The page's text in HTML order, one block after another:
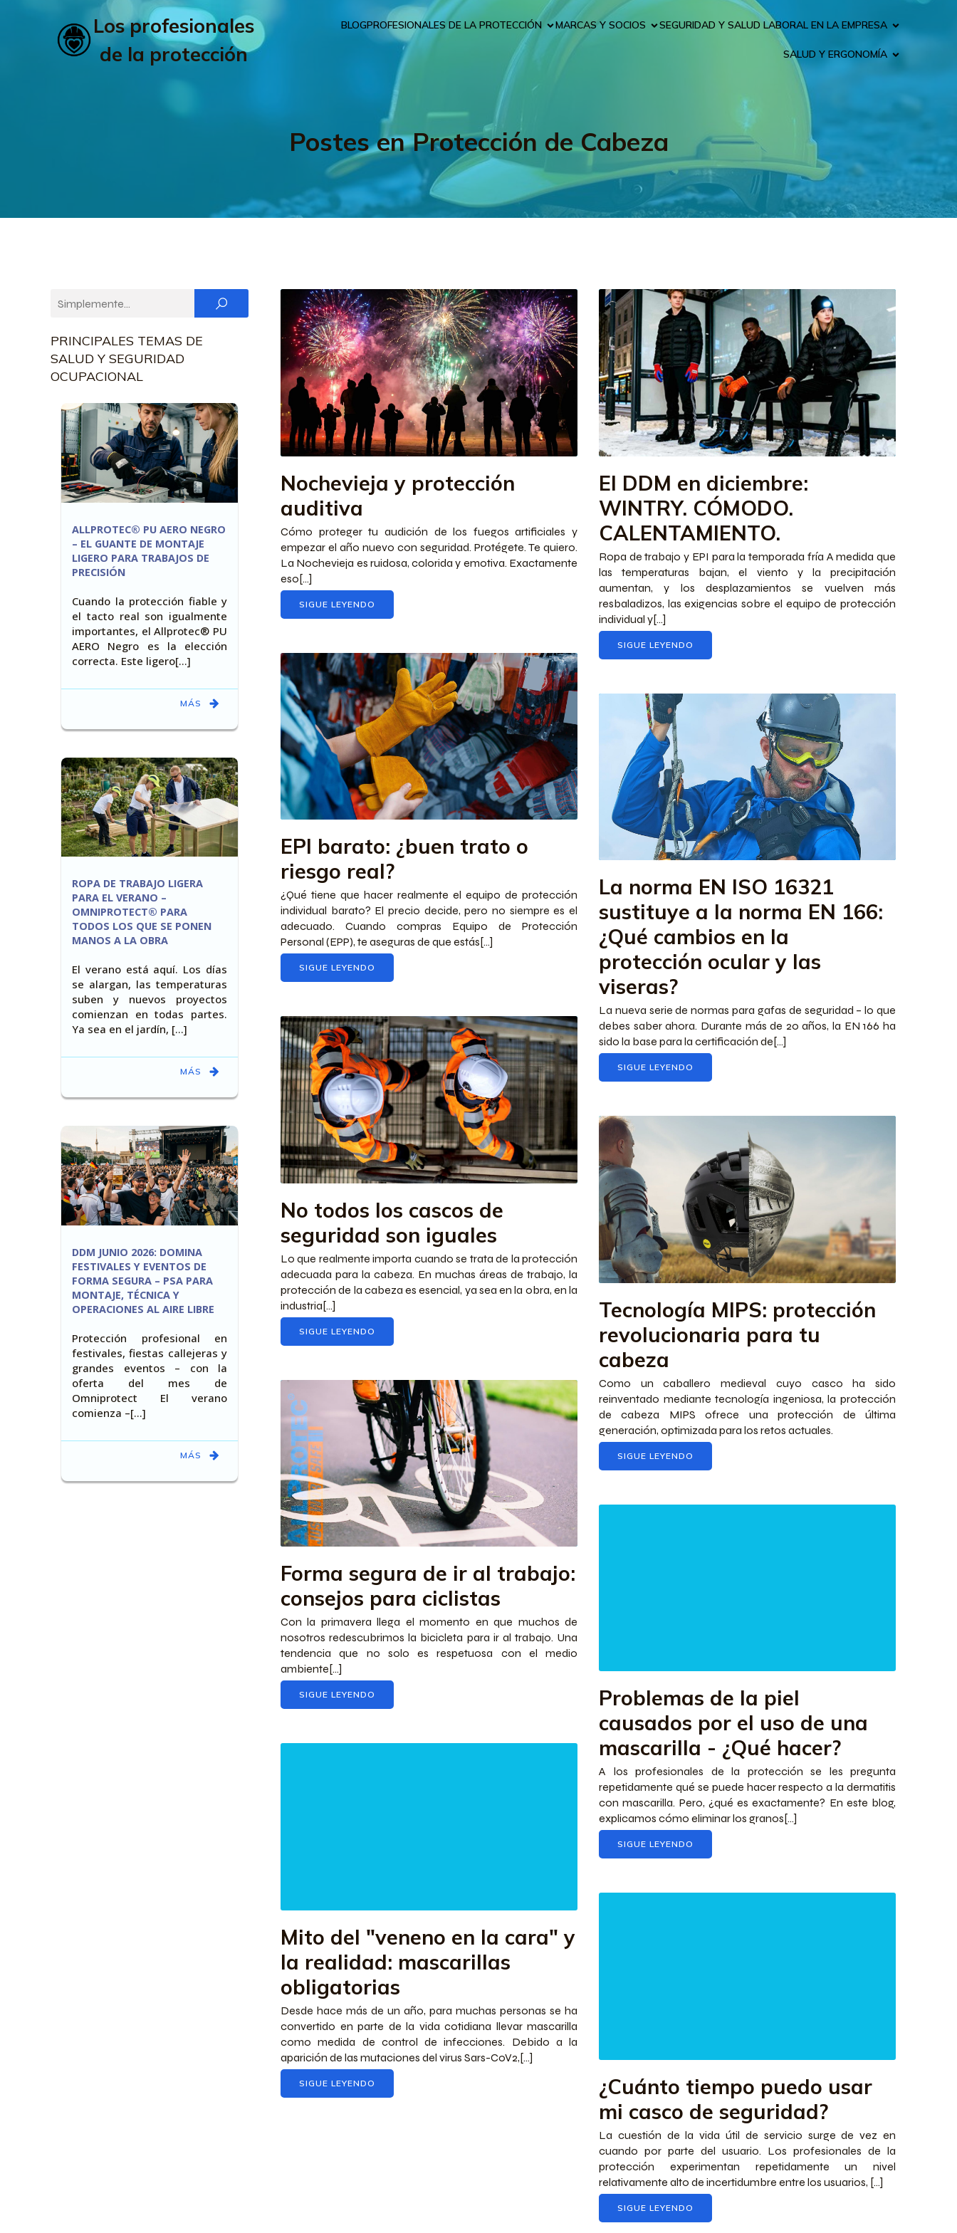
Los profesionales
de la protección
BLOGPROFESIONALES DE LA PROTECCIÓN MARCAS Y SOCIOS SEGURIDAD Y SALUD LABORAL EN LA EMPRESA
SALUD Y ERGONOMÍA
Postes en Protección de Cabeza
PRINCIPALES TEMAS DE
SALUD Y SEGURIDAD
OCUPACIONAL
ALLPROTEC® PU AERO NEGRO
– EL GUANTE DE MONTAJE
LIGERO PARA TRABAJOS DE
PRECISIÓN
Cuando la protección fiable y
el tacto real son igualmente
importantes, el Allprotec® PU
AERO Negro es la elección
correcta. Este ligero[…]
MÁS
ROPA DE TRABAJO LIGERA
PARA EL VERANO –
OMNIPROTECT® PARA
TODOS LOS QUE SE PONEN
MANOS A LA OBRA
El verano está aquí. Los días
se alargan, las temperaturas
suben y nuevos proyectos
comienzan en todas partes.
Ya sea en el jardín, [...]
MÁS
DDM JUNIO 2026: DOMINA
FESTIVALES Y EVENTOS DE
FORMA SEGURA – PSA PARA
MONTAJE, TÉCNICA Y
OPERACIONES AL AIRE LIBRE
Protección profesional en
festivales, fiestas callejeras y
grandes eventos – con la
oferta del mes de
Omniprotect El verano
comienza –[…]
MÁS
Nochevieja y protección
auditiva
Cómo proteger tu audición de los fuegos artificiales y
empezar el año nuevo con seguridad. Protégete. Te quiero.
La Nochevieja es ruidosa, colorida y emotiva. Exactamente
eso[...]
SIGUE LEYENDO
El DDM en diciembre:
WINTRY. CÓMODO.
CALENTAMIENTO.
Ropa de trabajo y EPI para la temporada fría A medida que
las temperaturas bajan, el viento y la precipitación
aumentan, y los desplazamientos se vuelven más
resbaladizos, las exigencias sobre el equipo de protección
individual y[...]
SIGUE LEYENDO
EPI barato: ¿buen trato o
riesgo real?
¿Qué tiene que hacer realmente el equipo de protección
individual barato? El precio decide, pero no siempre es el
adecuado. Cuando compras Equipo de Protección
Personal (EPP), te aseguras de que estás[...]
SIGUE LEYENDO
La norma EN ISO 16321
sustituye a la norma EN 166:
¿Qué cambios en la
protección ocular y las
viseras?
La nueva serie de normas para gafas de seguridad – lo que
debes saber ahora. Durante más de 20 años, la EN 166 ha
sido la base para la certificación de[...]
SIGUE LEYENDO
No todos los cascos de
seguridad son iguales
Lo que realmente importa cuando se trata de la protección
adecuada para la cabeza. En muchas áreas de trabajo, la
protección de la cabeza es esencial, ya sea en la obra, en la
industria[...]
SIGUE LEYENDO
Tecnología MIPS: protección
revolucionaria para tu
cabeza
Como un caballero medieval cuyo casco ha sido
reinventado mediante tecnología ingeniosa, la protección
de cabeza MIPS ofrece una protección de última
generación, optimizada para los retos actuales.
SIGUE LEYENDO
Forma segura de ir al trabajo:
consejos para ciclistas
Con la primavera llega el momento en que muchos de
nosotros redescubrimos la bicicleta para ir al trabajo. Una
tendencia que no solo es respetuosa con el medio
ambiente[...]
SIGUE LEYENDO
Problemas de la piel
causados por el uso de una
mascarilla - ¿Qué hacer?
A los profesionales de la protección se les pregunta
repetidamente qué se puede hacer respecto a la dermatitis
con mascarilla. Pero, ¿qué es exactamente? En este blog,
explicamos cómo eliminar los granos[...]
SIGUE LEYENDO
Mito del "veneno en la cara" y
la realidad: mascarillas
obligatorias
Desde hace más de un año, para muchas personas se ha
convertido en parte de la vida cotidiana llevar mascarilla
como medida de control de infecciones. Debido a la
aparición de las mutaciones del virus Sars-CoV2,[...]
SIGUE LEYENDO
¿Cuánto tiempo puedo usar
mi casco de seguridad?
La cuestión de la vida útil de servicio surge de vez en
cuando por parte del usuario. Los profesionales de la
protección experimentan repetidamente un nivel
relativamente alto de incertidumbre entre los usuarios, [...]
SIGUE LEYENDO